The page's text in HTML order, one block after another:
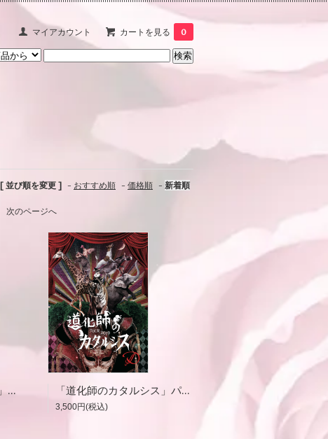
マイアカウント カートを見る 0
[ 並び順を変更 ] - おすすめ順 - 価格順 - 新着順
次のページへ
「UNCROWNED KING」パンフレット 「道化師のカタルシス」パンフレット
3,500円(税込)